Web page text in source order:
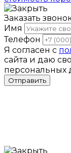
Заказать
Имя
Телефон
Я согласен с
сайта и даю
персональных
Отправить